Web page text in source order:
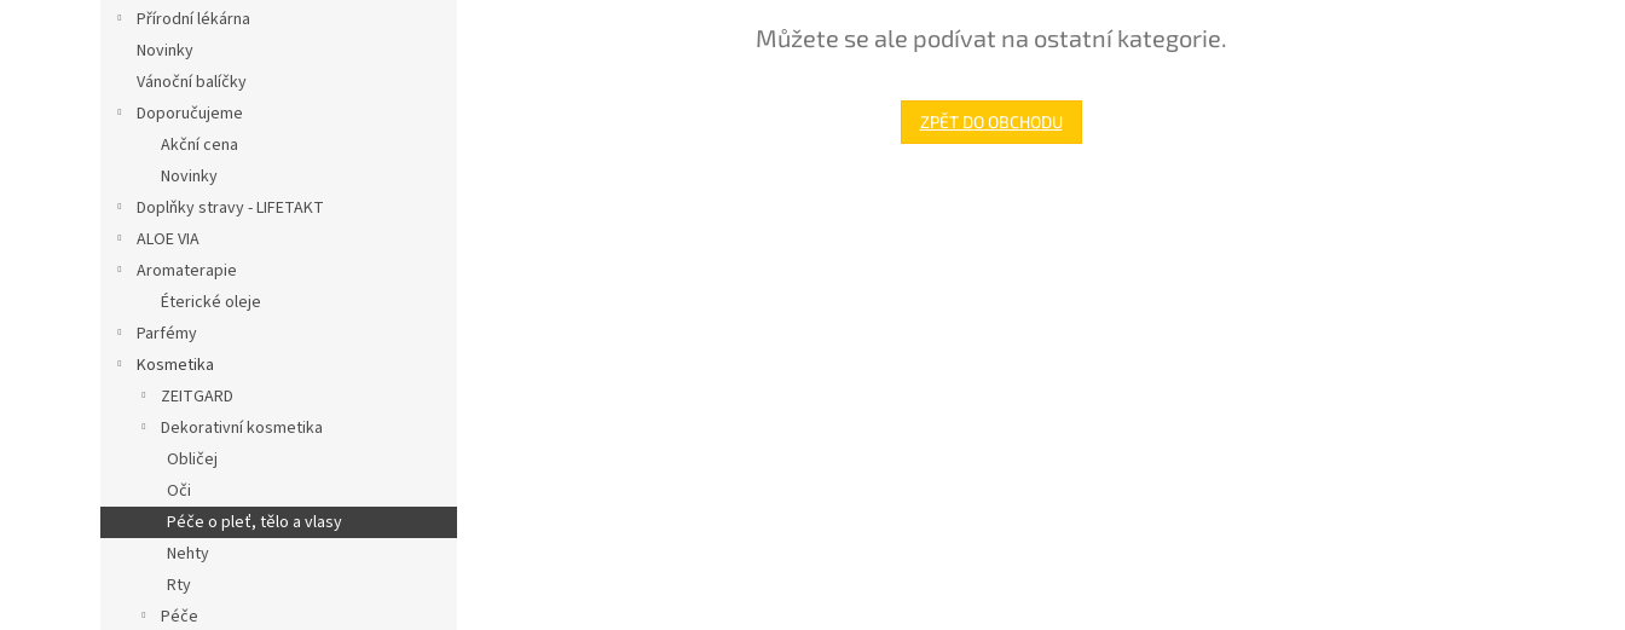
Přírodní lékárna
Novinky
Vánoční balíčky
Doporučujeme
Akční cena
Novinky
Doplňky stravy - LIFETAKT
ALOE VIA
Aromaterapie
Éterické oleje
Parfémy
Kosmetika
ZEITGARD
Dekorativní kosmetika
Obličej
Oči
Péče o pleť, tělo a vlasy
Nehty
Rty
Péče
Můžete se ale podívat na ostatní kategorie.
ZPĚT DO OBCHODU